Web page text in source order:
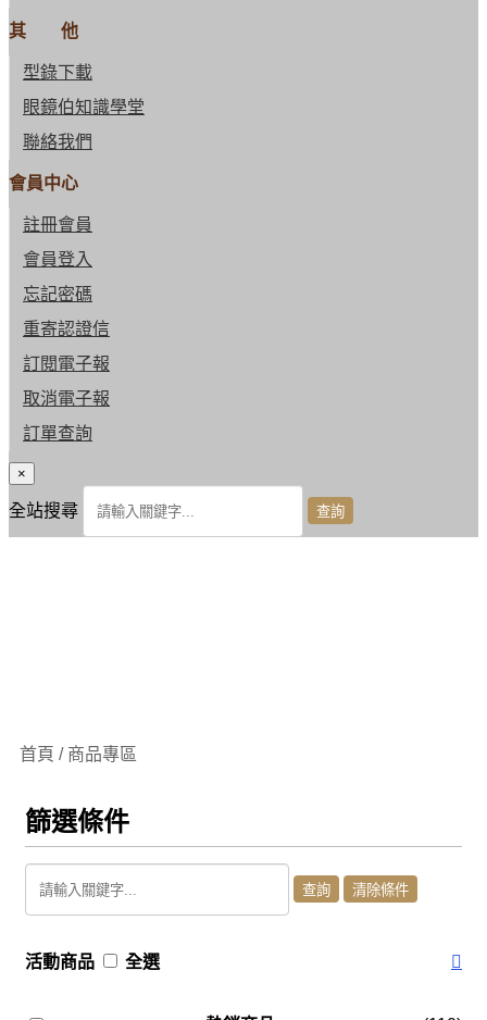
其 他
型錄下載
眼鏡伯知識學堂
聯絡我們
會員中心
註冊會員
會員登入
忘記密碼
重寄認證信
訂閱電子報
取消電子報
訂單查詢
×
全站搜尋
首頁 / 商品專區
篩選條件
活動商品 全選